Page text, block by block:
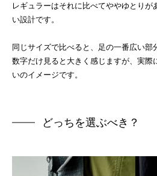
レギュラーはそれに比べてややゆとりが
い設計です。
同じサイズで比べると、足の一番広い部
数字だけ見ると大きく感じますが、実際
いのイメージです。
どっちを選ぶべき？